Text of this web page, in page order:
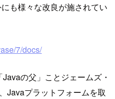
も様々な改良が施されてい
7/docs/
の父」ことジェームズ・
Javaプラットフォームを取